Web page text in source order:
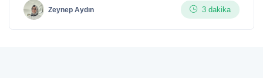
Zeynep Aydın 3 dakika